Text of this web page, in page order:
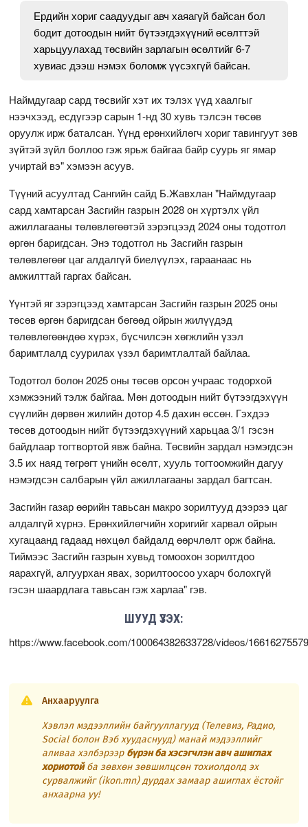
Ердийн хориг саадуудыг авч хаяагүй байсан бол
бодит дотоодын нийт бүтээгдэхүүний өсөлттэй
харьцуулахад төсвийн зарлагын өсөлтийг 6-7
хувиас дээш нэмэх боломж үүсэхгүй байсан.
Наймдугаар сард төсвийг хэт их тэлэх үүд хаалгыг
нээчхээд, есдүгээр сарын 1-нд 30 хувь тэлсэн төсөв
оруулж ирж баталсан. Үүнд ерөнхийлөгч хориг тавингуут зөв
зүйтэй зүйл боллоо гэж ярьж байгаа байр суурь яг ямар
учиртай вэ" хэмээн асуув.
Түүний асуултад Сангийн сайд Б.Жавхлан "Наймдугаар
сард хамтарсан Засгийн газрын 2028 он хүртэлх үйл
ажиллагааны төлөвлөгөөтэй зэрэгцээд 2024 оны тодотгол
өргөн баригдсан. Энэ тодотгол нь Засгийн газрын
төлөвлөгөөг цаг алдалгүй биелүүлэх, гараанаас нь
амжилттай гаргах байсан.
Үүнтэй яг зэрэгцээд хамтарсан Засгийн газрын 2025 оны
төсөв өргөн баригдсан бөгөөд ойрын жилүүдэд
төлөвлөгөөндөө хүрэх, бүсчилсэн хөгжлийн үзэл
баримтлалд суурилах үзэл баримтлалтай байлаа.
Тодотгол болон 2025 оны төсөв орсон учраас тодорхой
хэмжээний тэлж байгаа. Мөн дотоодын нийт бүтээгдэхүүн
сүүлийн дөрвөн жилийн дотор 4.5 дахин өссөн. Гэхдээ
төсөв дотоодын нийт бүтээгдэхүүний харьцаа 3/1 гэсэн
байдлаар тогтвортой явж байна. Төсвийн зардал нэмэгдсэн
3.5 их наяд төгрөгт үнийн өсөлт, хууль тогтоомжийн дагуу
нэмэгдсэн салбарын үйл ажиллагааны зардал багтсан.
Засгийн газар өөрийн тавьсан макро зорилтууд дээрээ цаг
алдалгүй хүрнэ. Ерөнхийлөгчийн хоригийг харвал ойрын
хугацаанд гадаад нөхцөл байдалд өөрчлөлт орж байна.
Тиймээс Засгийн газрын хувьд томоохон зорилтдоо
яарахгүй, алгуурхан явах, зорилтоосоо ухарч болохгүй
гэсэн шаардлага тавьсан гэж харлаа" гэв.
ШУУД ҮЗЭХ:
https://www.facebook.com/100064382633728/videos/
Анхааруулга
Хэвлэл мэдээллийн байгууллагууд (Телевиз, Радио,
Social болон Вэб хуудаснууд) манай мэдээллийг
аливаа хэлбэрээр бүрэн ба хэсэгчлэн авч ашиглах
хориотойба зөвхөн зөвшилцсөн тохиолдолд эх
сурвалжийг (ikon.mn) дурдах замаар ашиглах ёстойг
анхаарна уу!